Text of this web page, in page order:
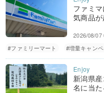
ファミ
気商品
2026/08/07
#ファミリーマート
#増量キャン
新潟県
名に当